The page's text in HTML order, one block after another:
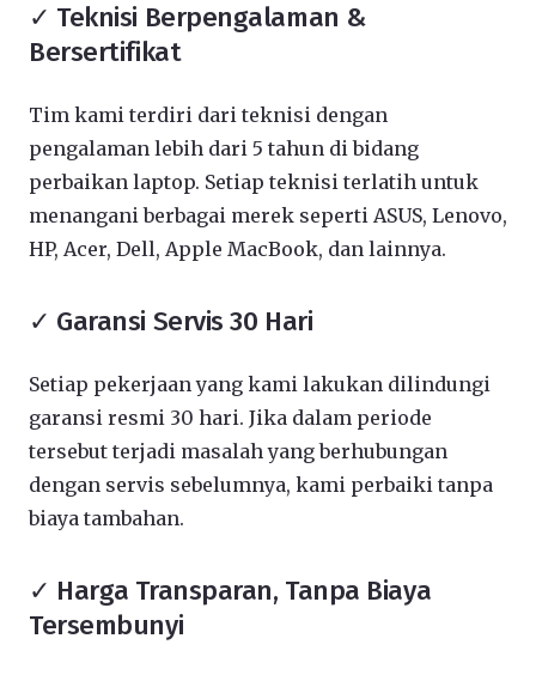
✓ Teknisi Berpengalaman &
Bersertifikat
Tim kami terdiri dari teknisi dengan
pengalaman lebih dari 5 tahun di bidang
perbaikan laptop. Setiap teknisi terlatih untuk
menangani berbagai merek seperti ASUS, Lenovo,
HP, Acer, Dell, Apple MacBook, dan lainnya.
✓ Garansi Servis 30 Hari
Setiap pekerjaan yang kami lakukan dilindungi
garansi resmi 30 hari. Jika dalam periode
tersebut terjadi masalah yang berhubungan
dengan servis sebelumnya, kami perbaiki tanpa
biaya tambahan.
✓ Harga Transparan, Tanpa Biaya
Tersembunyi